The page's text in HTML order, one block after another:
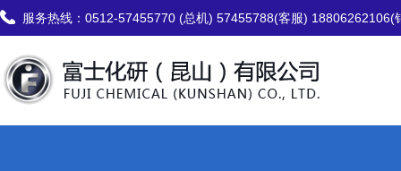
服务热线： 0512-57455770 (总机) 57455788(客服) 18806262106(